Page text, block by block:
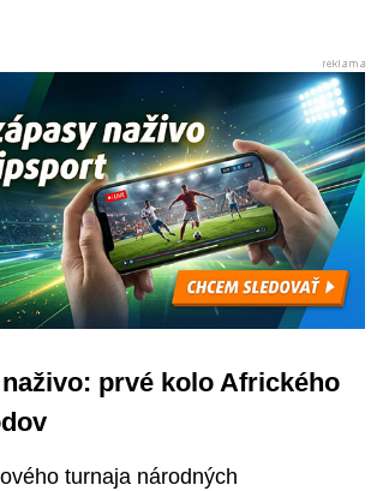
prvé kolo Afrického
turnaja národných